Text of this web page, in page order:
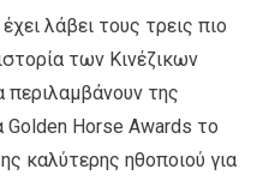
λάβει τους τρεις πιο
των Κινέζικων
περιλαμβάνουν της
Golden Horse Awards το
καλύτερης ηθοποιού για